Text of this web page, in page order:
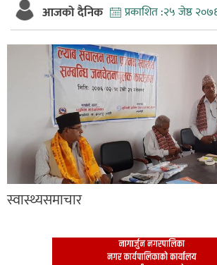
आजको दैनिक प्रकाशित :२५ जेष्ठ
स्वास्थ्यसमाचार